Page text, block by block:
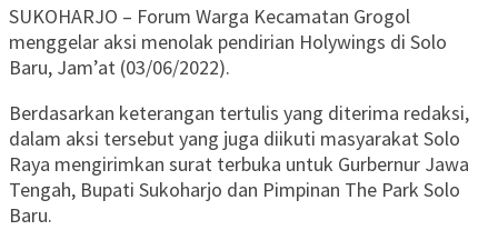
SUKOHARJO – Forum Warga Kecamatan Grogol
menggelar aksi menolak pendirian Holywings di Solo
Baru, Jam’at (03/06/2022).
Berdasarkan keterangan tertulis yang diterima redaksi,
dalam aksi tersebut yang juga diikuti masyarakat Solo
Raya mengirimkan surat terbuka untuk Gurbernur Jawa
Tengah, Bupati Sukoharjo dan Pimpinan The Park Solo
Baru.